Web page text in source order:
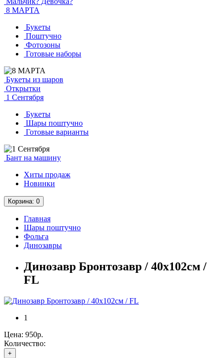
8 МАРТА
Букеты
Поштучно
Фотозоны
Готовые наборы
Букеты из шаров
Открытки
1 Сентября
Букеты
Шары поштучно
Готовые варианты
Бант на машину
Хиты продаж
Новинки
Корзина: 0
Главная
Шары поштучно
Фольга
Динозавры
Динозавр Бронтозавр / 40х102см /
FL
1
Цена: 950р.
Количество:
+